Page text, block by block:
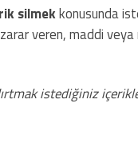
silmekkonusunda
veren, maddi
istediğiniz